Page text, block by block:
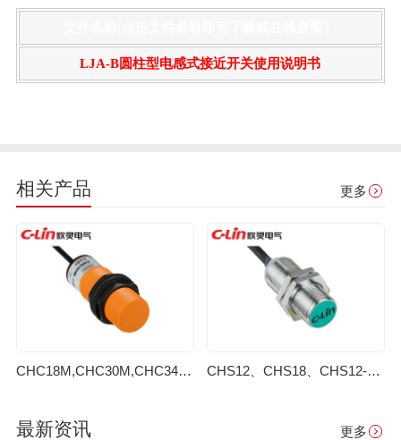
LJA-B圆柱型电感式接近开关使用说明书
相关产品 更多
CHC18M,CHC30M,CHC34M电容式接近开关(老款） CHS12、CHS18、CHS12-N、CHS18-N磁性接近开关(老款）
最新资讯 更多